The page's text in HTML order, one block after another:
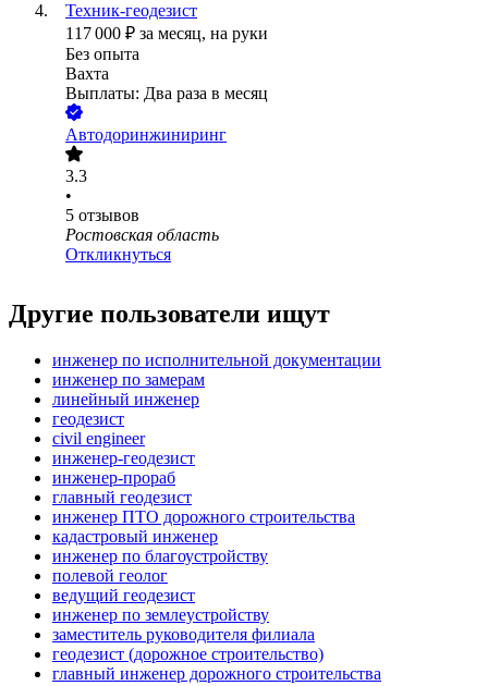
Техник-геодезист
117 000 ₽ за месяц, на руки
Без опыта
Вахта
Выплаты: Два раза в месяц
Автодоринжиниринг
3.3
•
5 отзывов
Ростовская область
Откликнуться
Другие пользователи ищут
инженер по исполнительной документации
инженер по замерам
линейный инженер
геодезист
civil engineer
инженер-геодезист
инженер-прораб
главный геодезист
инженер ПТО дорожного строительства
кадастровый инженер
инженер по благоустройству
полевой геолог
ведущий геодезист
инженер по землеустройству
заместитель руководителя филиала
геодезист (дорожное строительство)
главный инженер дорожного строительства